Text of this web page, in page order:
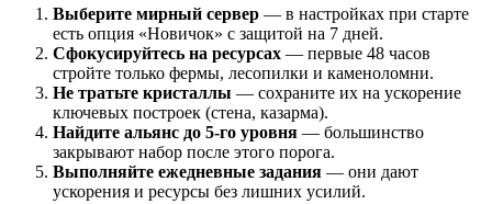
Выберите мирный сервер — в настройках при старте
есть опция «Новичок» с защитой на 7 дней.
Сфокусируйтесь на ресурсах — первые 48 часов
стройте только фермы, лесопилки и каменоломни.
Не тратьте кристаллы — сохраните их на ускорение
ключевых построек (стена, казарма).
Найдите альянс до 5-го уровня — большинство
закрывают набор после этого порога.
Выполняйте ежедневные задания — они дают
ускорения и ресурсы без лишних усилий.